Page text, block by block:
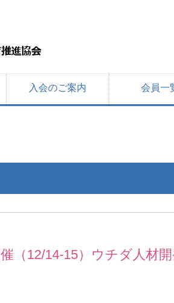
入会のご案内 会員一
（12/14-15）ウチダ人材